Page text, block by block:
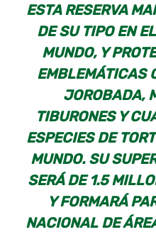
ESTA RESERVA
DE SU TIPO EN
MUNDO, Y
EMBLEMÁTICAS
JOROBADA,
TIBURONES Y
ESPECIES DE
MUNDO. SU
SERÁ DE 1.5
Y FORMARÁ
NACIONAL DE